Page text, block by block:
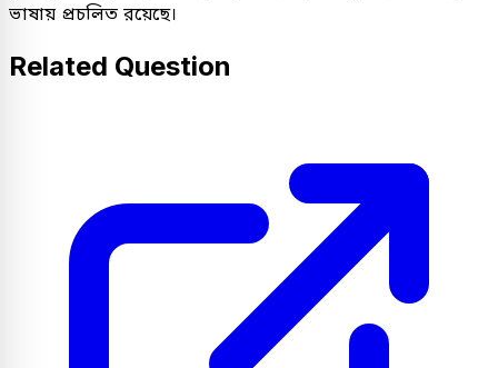
ভাষায় প্রচলিত রয়েছে।
Related Question